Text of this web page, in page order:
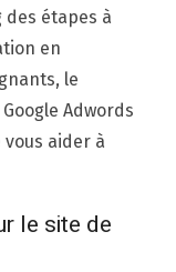
des étapes à
en
le
Adwords
aider à
le site de